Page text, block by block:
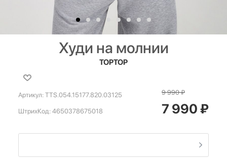
Худи на молнии
TOPTOP
Артикул: TTS.054.15177.820.03125
ШтрихКод: 4650378675018
9 990₽
7 990₽